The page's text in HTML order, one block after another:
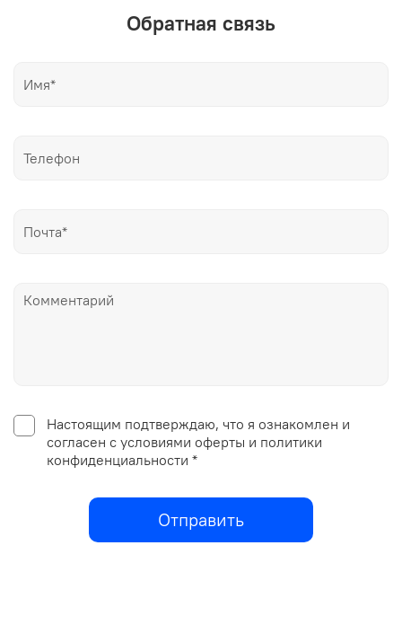
Обратная связь
Настоящим подтверждаю, что я ознакомлен и
согласен с условиями оферты и политики
конфиденциальности *
Отправить